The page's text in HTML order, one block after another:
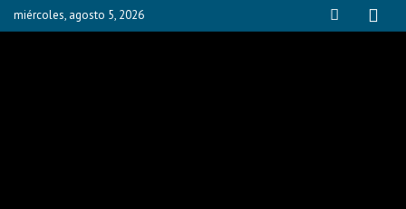
miércoles, agosto 5, 2026